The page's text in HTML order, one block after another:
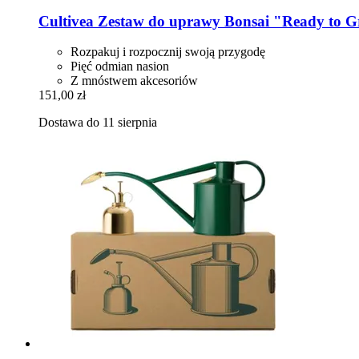
Cultivea Zestaw do uprawy Bonsai "Ready to
Rozpakuj i rozpocznij swoją przygodę
Pięć odmian nasion
Z mnóstwem akcesoriów
151,00 zł
Dostawa do 11 sierpnia